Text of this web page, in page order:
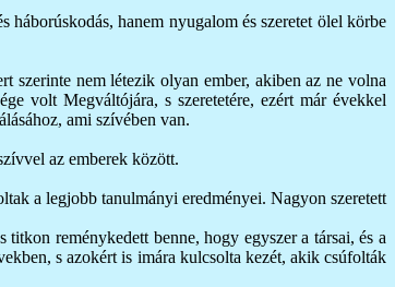
hanem nyugalom és szeretet ölel körbe
szerinte nem létezik olyan ember, akiben az ne volna
volt Megváltójára, s szeretetére, ezért már évekkel
ami szívében van.
az emberek között.
a legjobb tanulmányi eredményei. Nagyon szeretett
reménykedett benne, hogy egyszer a társai, és a
s azokért is imára kulcsolta kezét, akik csúfolták